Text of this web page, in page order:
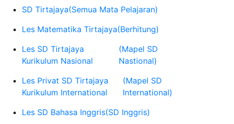
SD Tirtajaya(Semua Mata Pelajaran)
Les Matematika Tirtajaya(Berhitung)
Les SD Tirtajaya
Kurikulum Nasional
(Mapel SD
Nastional)
Les Privat SD Tirtajaya
Kurikulum International
(Mapel SD
International)
Les SD Bahasa Inggris(SD Inggris)